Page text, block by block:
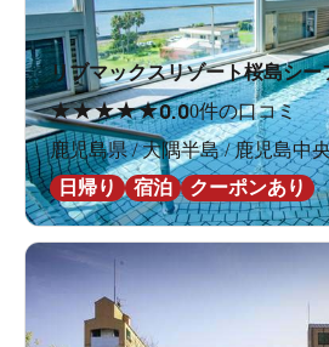
リブマックスリゾート桜島シー
★★★★★0.00件の口コミ
鹿児島県 / 大隅半島 / 鹿児島中
日帰り
宿泊 クーポンあり